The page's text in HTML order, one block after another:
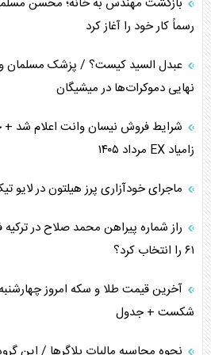
همسویی عربستان با سنتکام علیه
ترامپ و توهم خلع سلاح حماس
چرا کویت به دنبال شریک امنیتی جدید
اعتراف غرب به قدرت ایران در تثبیت
خطای راهبردی ترامپ مقابل برزیل
رسماً کار خود را آغاز کرد
عبدل السید کیست؟ / پزشک مسلمان و
نهایی دموکرات‌ها در میشیگان
شرایط فروش نیسان وانت اعلام شد +
زامیاد EX مرداد ۱۴۰۵
ماجرای خودآزاری پرز هیلتون در لایو
راز شماره پیراهن محمد صلاح در
۶۱ را انتخاب کرد؟
شکست + جدول